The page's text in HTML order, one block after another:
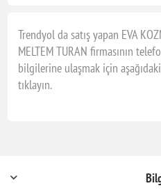
Trendyol da satış yapan EVA
MELTEM TURAN firmasının
bilgilerine ulaşmak için
tıklayın.